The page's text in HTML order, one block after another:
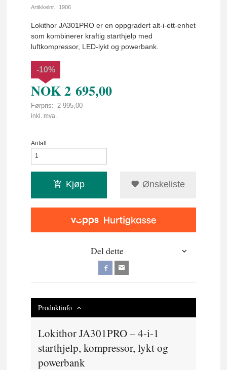
Artikkelnr.: 1906
Lokithor JA301PRO er en oppgradert alt-i-ett-enhet
som kombinerer kraftig starthjelp med
luftkompressor, LED-lykt og powerbank.
NOK2 695,00
Førpris: 2 995,00
Rabatt
-10%
inkl. mva.
Antall
Kjøp Ønskeliste
Del dette
Produktinfo
Lokithor JA301PRO – 4-i-1
starthjelp, kompressor, lykt og
powerbank